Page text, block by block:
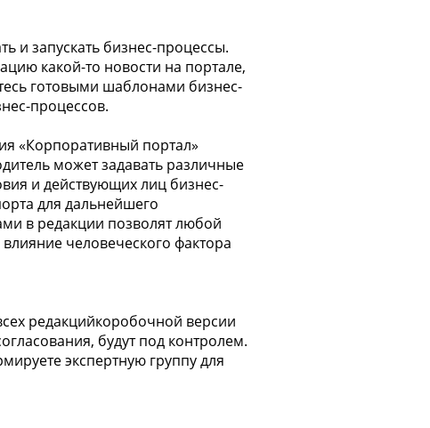
и запускать бизнес-процессы.
какой-то новости на портале,
готовыми шаблонами бизнес-
процессов.
«Корпоративный портал»
может задавать различные
и действующих лиц бизнес-
для дальнейшего
в редакции позволят любой
человеческого фактора
редакцийкоробочной версии
будут под контролем.
экспертную группу для